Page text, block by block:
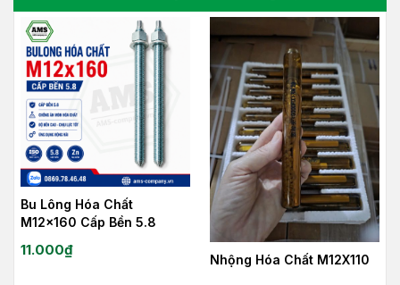
Bu Lông Hóa Chất
M12x160 Cấp Bền 5.8
11.000₫
Nhộng Hóa Chất M12X110